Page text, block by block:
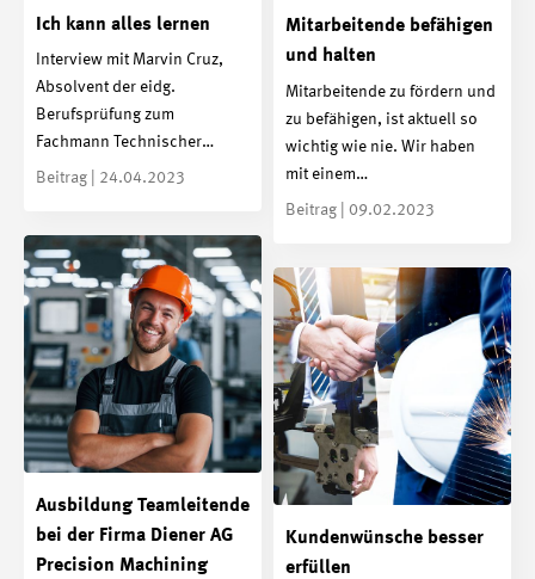
Ich kann alles lernen
Interview mit Marvin Cruz,
Absolvent der eidg.
Berufsprüfung zum
Fachmann Technischer…
Beitrag | 24.04.2023
Mitarbeitende befähigen
und halten
Mitarbeitende zu fördern und
zu befähigen, ist aktuell so
wichtig wie nie. Wir haben
mit einem…
Beitrag | 09.02.2023
Ausbildung Teamleitende
bei der Firma Diener AG
Precision Machining
Kundenwünsche besser
erfüllen